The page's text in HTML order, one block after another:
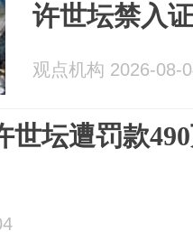
许世坛禁入
观点机构 2026-08-
世坛遭罚款